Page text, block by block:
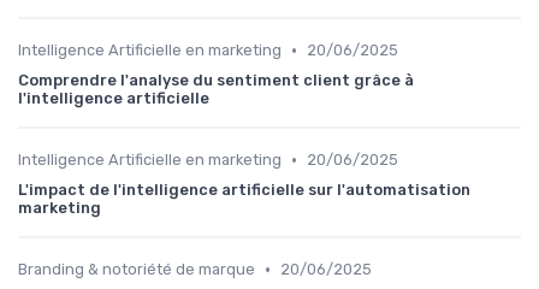
Intelligence Artificielle en marketing •
20/06/2025
Comprendre l'analyse du sentiment client grâce à
l'intelligence artificielle
Intelligence Artificielle en marketing •
20/06/2025
L'impact de l'intelligence artificielle sur l'automatisation
marketing
Branding & notoriété de marque •
20/06/2025